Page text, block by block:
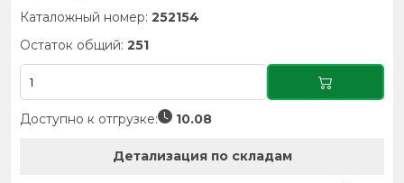
Каталожный номер: 252154
Остаток общий: 251
Доступно к отгрузке: 10.08
Детализация по складам